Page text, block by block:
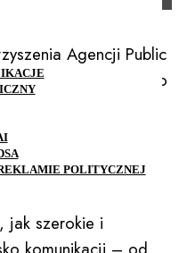
POLITYCZNEJ
Agencji Public
charakter otwarty. Do
marketingowe i
publiczne,
pozarządowe i
jak szerokie i